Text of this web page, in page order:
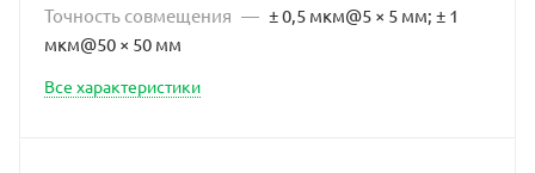
Точность совмещения — ± 0,5 мкм@5 × 5 мм; ± 1
мкм@50 × 50 мм
Все характеристики